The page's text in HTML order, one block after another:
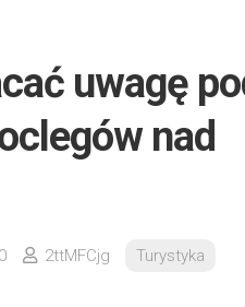
uwagę
nad
0 2ttMFCjg Turystyka